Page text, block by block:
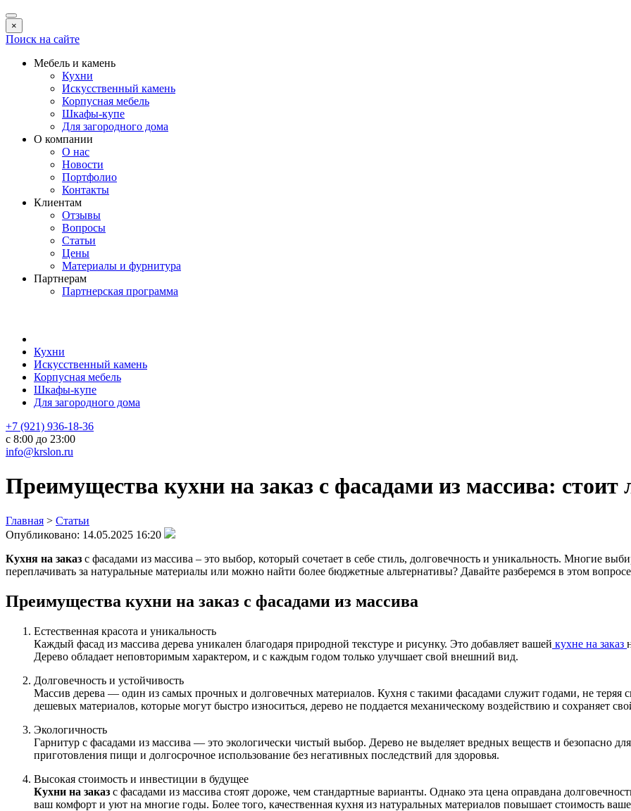
×
Поиск на сайте
Мебель и камень
Кухни
Искусственный камень
Корпусная мебель
Шкафы-купе
Для загородного дома
О компании
О нас
Новости
Портфолио
Контакты
Клиентам
Отзывы
Вопросы
Статьи
Цены
Материалы и фурнитура
Партнерам
Партнерская программа
Кухни
Искусственный камень
Корпусная мебель
Шкафы-купе
Для загородного дома
+7 (921) 936-18-36
с 8:00 до 23:00
info@krslon.ru
Преимущества кухни на заказ с фасадами из массива: стоит
Главная > Статьи
Опубликовано: 14.05.2025 16:20
Кухня на заказ с фасадами из массива – это выбор, который сочетает в себе стиль, долговечность и уникальность. Многие
переплачивать за натуральные материалы или можно найти более бюджетные альтернативы? Давайте разберемся в этом
Преимущества кухни на заказ с фасадами из массива
Естественная красота и уникальность
Каждый фасад из массива дерева уникален благодаря природной текстуре и рисунку. Это добавляет вашей кухне на заказ
Дерево обладает неповторимым характером, и с каждым годом только улучшает свой внешний вид.
Долговечность и устойчивость
Массив дерева — один из самых прочных и долговечных материалов. Кухня с такими фасадами служит годами, не теряя
дешевых материалов, которые могут быстро износиться, дерево не поддается механическому воздействию и сохраняет
Экологичность
Гарнитур с фасадами из массива — это экологически чистый выбор. Дерево не выделяет вредных веществ и безопасно
приготовления пищи и долгосрочное использование без негативных последствий для здоровья.
Высокая стоимость и инвестиции в будущее
Кухни на заказ с фасадами из массива стоят дороже, чем стандартные варианты. Однако эта цена оправдана
ваш комфорт и уют на многие годы. Более того, качественная кухня из натуральных материалов повышает стоимость